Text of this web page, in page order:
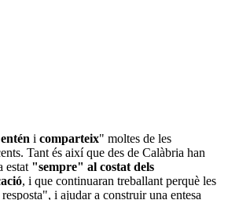
entén i comparteix" moltes de les
Tant és així que des de Calàbria han
estat "sempre" al costat dels
, i que continuaran treballant perquè les
i ajudar a construir una entesa